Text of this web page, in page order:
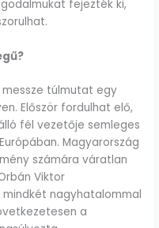
fejezték ki,
túlmutat egy
Először fordulhat elő,
fél vezetője semleges
Magyarország
számára váratlan
Viktor
nagyhatalommal
a